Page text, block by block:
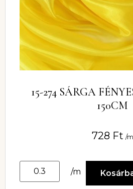
15-274 SÁRGA
150CM
728 Ft /m
/m